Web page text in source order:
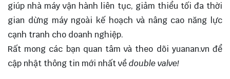
giúp nhà máy vận hành liên tục, giảm thiểu tối đa thời
gian dừng máy ngoài kế hoạch và nâng cao năng lực
cạnh tranh cho doanh nghiệp.
Rất mong các bạn quan tâm và theo dõi yuanan.vn để
cập nhật thông tin mới nhất vềdouble valve!